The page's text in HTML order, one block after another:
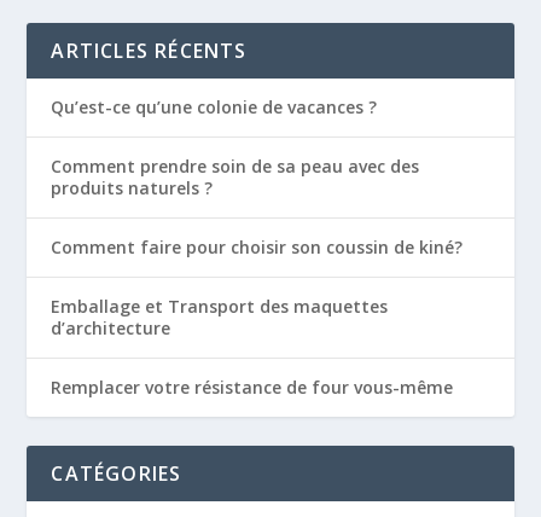
ARTICLES RÉCENTS
Qu’est-ce qu’une colonie de vacances ?
Comment prendre soin de sa peau avec des
produits naturels ?
Comment faire pour choisir son coussin de kiné?
Emballage et Transport des maquettes
d’architecture
Remplacer votre résistance de four vous-même
CATÉGORIES